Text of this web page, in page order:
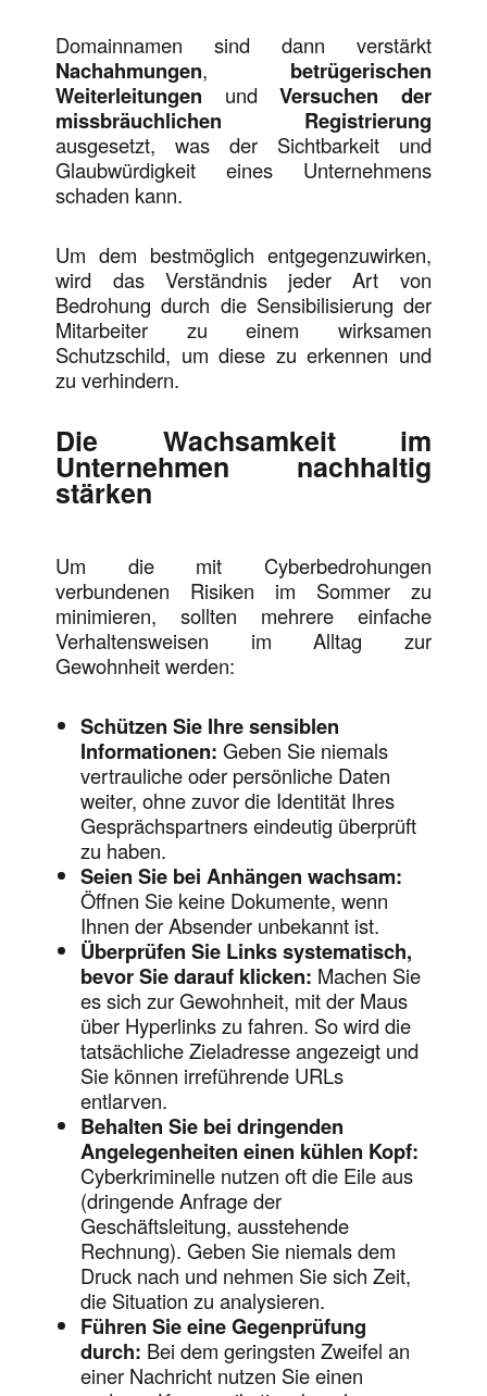
Domainnamen sind dann verstärkt
Nachahmungen, betrügerischen
Weiterleitungen undVersuchen der
missbräuchlichen Registrierung
ausgesetzt, was der Sichtbarkeit und
Glaubwürdigkeit eines Unternehmens
schaden kann.
Um dem bestmöglich entgegenzuwirken,
wird das Verständnis jeder Art von
Bedrohung durch die Sensibilisierung der
Mitarbeiter zu einem wirksamen
Schutzschild, um diese zu erkennen und
zu verhindern.
Die Wachsamkeit im
Unternehmen nachhaltig
stärken
Um die mit Cyberbedrohungen
verbundenen Risiken im Sommer zu
minimieren, sollten mehrere einfache
Verhaltensweisen im Alltag zur
Gewohnheit werden:
Schützen Sie Ihre sensiblen
Informationen: Geben Sie niemals
vertrauliche oder persönliche Daten
weiter, ohne zuvor die Identität Ihres
Gesprächspartners eindeutig überprüft
zu haben.
Seien Sie bei Anhängen wachsam:
Öffnen Sie keine Dokumente, wenn
Ihnen der Absender unbekannt ist.
Überprüfen Sie Links systematisch,
bevor Sie darauf klicken: Machen Sie
es sich zur Gewohnheit, mit der Maus
über Hyperlinks zu fahren. So wird die
tatsächliche Zieladresse angezeigt und
Sie können irreführende URLs
entlarven.
Behalten Sie bei dringenden
Angelegenheiten einen kühlen Kopf:
Cyberkriminelle nutzen oft die Eile aus
(dringende Anfrage der
Geschäftsleitung, ausstehende
Rechnung). Geben Sie niemals dem
Druck nach und nehmen Sie sich Zeit,
die Situation zu analysieren.
Führen Sie eine Gegenprüfung
durch: Bei dem geringsten Zweifel an
einer Nachricht nutzen Sie einen